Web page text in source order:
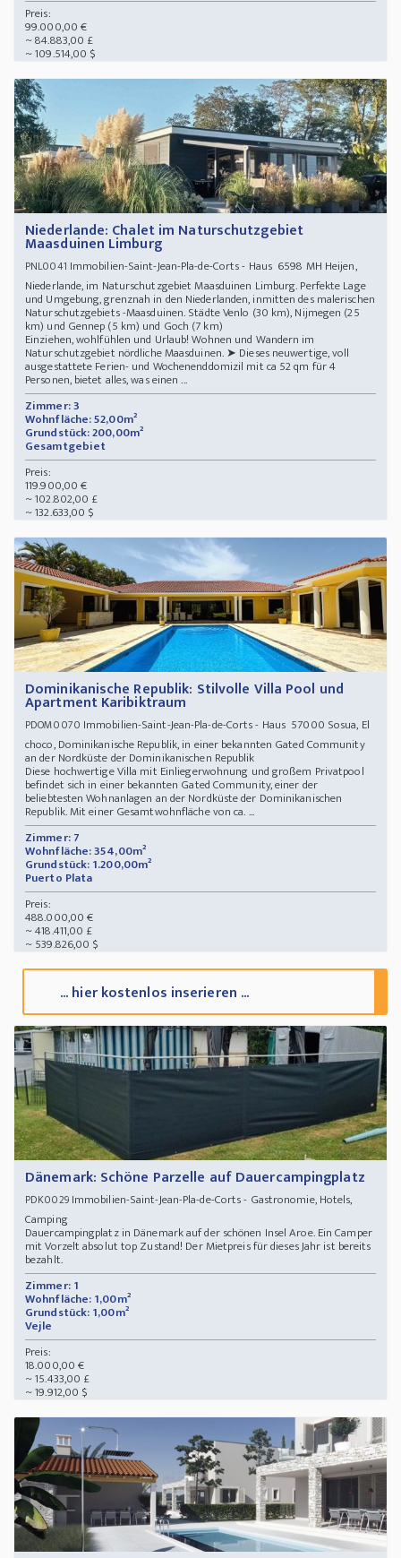
Preis:
99.000,00 €
~ 84.883,00 £
~ 109.514,00 $
Niederlande: Chalet im Naturschutzgebiet
Maasduinen Limburg
PNL0041 Immobilien-Saint-Jean-Pla-de-Corts - Haus 6598 MH Heijen,
Niederlande, im Naturschutzgebiet Maasduinen Limburg. Perfekte Lage
und Umgebung, grenznah in den Niederlanden, inmitten des malerischen
Naturschutzgebiets -Maasduinen. Städte Venlo (30 km), Nijmegen (25
km) und Gennep (5 km) und Goch (7 km)
Einziehen, wohlfühlen und Urlaub! Wohnen und Wandern im
Naturschutzgebiet nördliche Maasduinen. ➤ Dieses neuwertige, voll
ausgestattete Ferien- und Wochenenddomizil mit ca 52 qm für 4
Personen, bietet alles, was einen ...
Zimmer: 3
Wohnfläche: 52,00m²
Grundstück: 200,00m²
Gesamtgebiet
Preis:
119.900,00 €
~ 102.802,00 £
~ 132.633,00 $
Dominikanische Republik: Stilvolle Villa Pool und
Apartment Karibiktraum
PDOM0070 Immobilien-Saint-Jean-Pla-de-Corts - Haus 57000 Sosua, El
choco, Dominikanische Republik, in einer bekannten Gated Community
an der Nordküste der Dominikanischen Republik
Diese hochwertige Villa mit Einliegerwohnung und großem Privatpool
befindet sich in einer bekannten Gated Community, einer der
beliebtesten Wohnanlagen an der Nordküste der Dominikanischen
Republik. Mit einer Gesamtwohnfläche von ca. ...
Zimmer: 7
Wohnfläche: 354,00m²
Grundstück: 1.200,00m²
Puerto Plata
Preis:
488.000,00 €
~ 418.411,00 £
~ 539.826,00 $
... hier kostenlos inserieren ...
Dänemark: Schöne Parzelle auf Dauercampingplatz
PDK0029Immobilien-Saint-Jean-Pla-de-Corts - Gastronomie, Hotels,
Camping
Dauercampingplatz in Dänemark auf der schönen Insel Aroe. Ein Camper
mit Vorzelt absolut top Zustand! Der Mietpreis für dieses Jahr ist bereits
bezahlt.
Zimmer: 1
Wohnfläche: 1,00m²
Grundstück: 1,00m²
Vejle
Preis:
18.000,00 €
~ 15.433,00 £
~ 19.912,00 $